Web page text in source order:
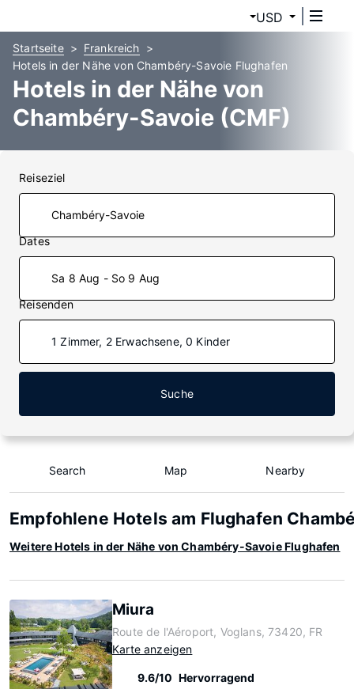
USD
Startseite
Frankreich
Hotels in der Nähe von Chambéry-Savoie Flughafen
Hotels in der Nähe von
Chambéry-Savoie (CMF)
Reiseziel
Dates
Sa 8 Aug - So 9 Aug
Reisenden
1 Zimmer, 2 Erwachsene, 0 Kinder
Suche
Search Map Nearby
Empfohlene Hotels am Flughafen
Weitere Hotels in der Nähe von Chambéry-Savoie Flughafen
Miura
Route de l'Aéroport, Voglans, 73420, FR
Karte anzeigen
9.6/10 Hervorragend